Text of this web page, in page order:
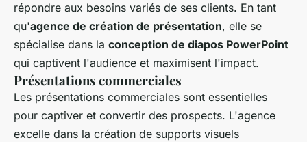
répondre aux besoins variés de ses clients. En tant
qu'agence de création de présentation, elle se
spécialise dans la conception de diapos PowerPoint
qui captivent l'audience et maximisent l'impact.
Présentations commerciales
Les présentations commerciales sont essentielles
pour captiver et convertir des prospects. L'agence
excelle dans la création de supports visuels